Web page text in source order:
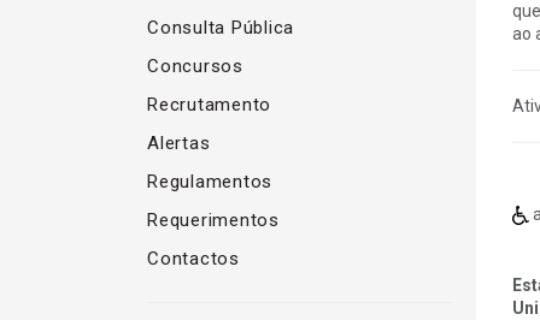
Consulta Pública
Concursos
Recrutamento
Alertas
Regulamentos
Requerimentos
Contactos
ao